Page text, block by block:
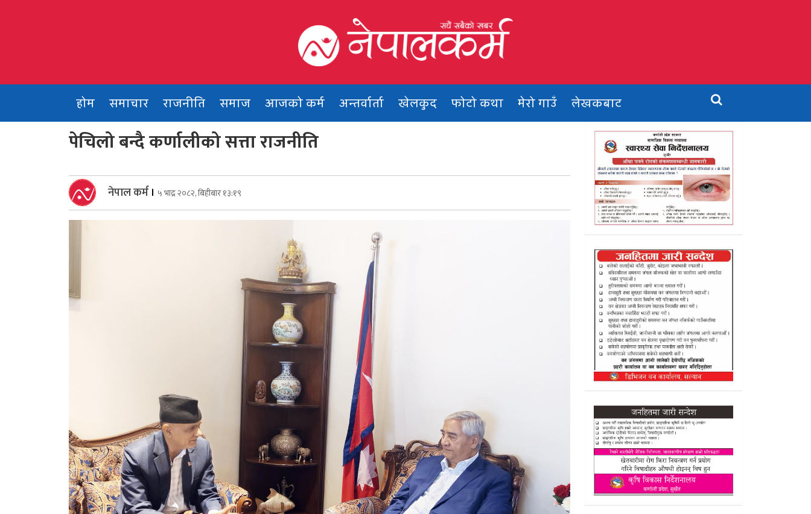
Nepalkarma
होम समाचार राजनीति समाज आजको कर्म अन्तर्वार्ता खेलकुद फोटो कथा मेरो गाउँ लेखकबाट
पेचिलो बन्दै कर्णालीको सत्ता राजनीति
नेपाल कर्म। ५ भाद्र २०८२, बिहीबार १३:१९